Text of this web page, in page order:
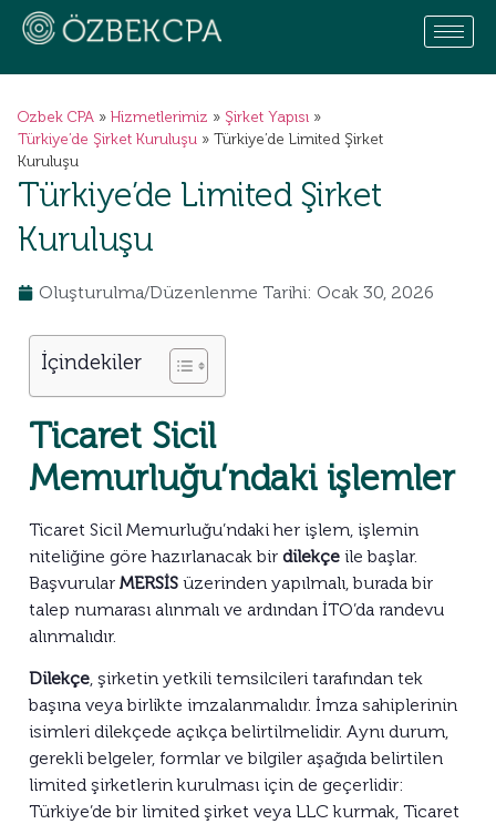
Ozbek CPA » Hizmetlerimiz » Şirket Yapısı »
Türkiye’de Şirket Kuruluşu » Türkiye’de Limited Şirket
Kuruluşu
Türkiye’de Limited Şirket
Kuruluşu
Oluşturulma/Düzenlenme Tarihi: Ocak 30, 2026
İçindekiler
Ticaret Sicil
Memurluğu’ndaki işlemler
Ticaret Sicil Memurluğu’ndaki her işlem, işlemin
niteliğine göre hazırlanacak bir dilekçe ile başlar.
Başvurular MERSİS üzerinden yapılmalı, burada bir
talep numarası alınmalı ve ardından İTO’da randevu
alınmalıdır.
Dilekçe, şirketin yetkili temsilcileri tarafından tek
başına veya birlikte imzalanmalıdır. İmza sahiplerinin
isimleri dilekçede açıkça belirtilmelidir. Aynı durum,
gerekli belgeler, formlar ve bilgiler aşağıda belirtilen
limited şirketlerin kurulması için de geçerlidir:
Türkiye’de bir limited şirket veya LLC kurmak, Ticaret